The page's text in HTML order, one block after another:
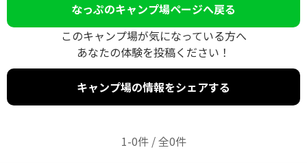
なっぷのキャンプ場ページへ戻る
このキャンプ場が気になっている方へ
あなたの体験を投稿ください！
キャンプ場の情報をシェアする
1-0件 / 全0件